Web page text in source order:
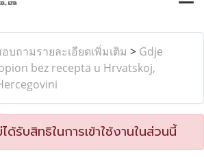
บถามรายละเอียดเพิ่มเติม > Gdje
bez recepta u Hrvatskoj,
รับสิทธิในการเข้าใช้งานในส่วนนี้